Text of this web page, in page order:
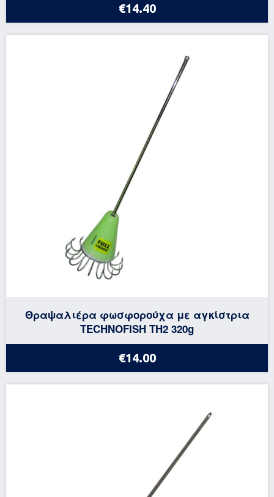
€14.40
Θραψαλιέρα φωσφορούχα με αγκίστρια
TECHNOFISH TH2 320g
€14.00